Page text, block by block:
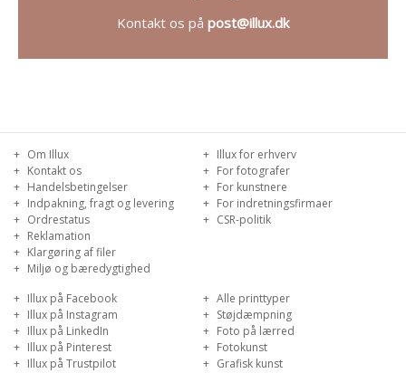
Kontakt os på post@illux.dk
Om Illux
Kontakt os
Handelsbetingelser
Indpakning, fragt og levering
Ordrestatus
Reklamation
Klargøring af filer
Miljø og bæredygtighed
Illux for erhverv
For fotografer
For kunstnere
For indretningsfirmaer
CSR-politik
Illux på Facebook
Illux på Instagram
Illux på LinkedIn
Illux på Pinterest
Illux på Trustpilot
Alle printtyper
Støjdæmpning
Foto på lærred
Fotokunst
Grafisk kunst